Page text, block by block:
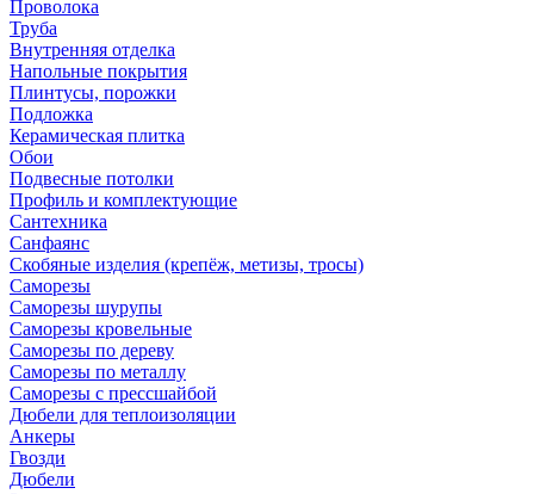
Проволока
Труба
Внутренняя отделка
Напольные покрытия
Плинтусы, порожки
Подложка
Керамическая плитка
Обои
Подвесные потолки
Профиль и комплектующие
Сантехника
Санфаянс
Скобяные изделия (крепёж, метизы, тросы)
Саморезы
Саморезы шурупы
Саморезы кровельные
Саморезы по дереву
Саморезы по металлу
Саморезы с прессшайбой
Дюбели для теплоизоляции
Анкеры
Гвозди
Дюбели